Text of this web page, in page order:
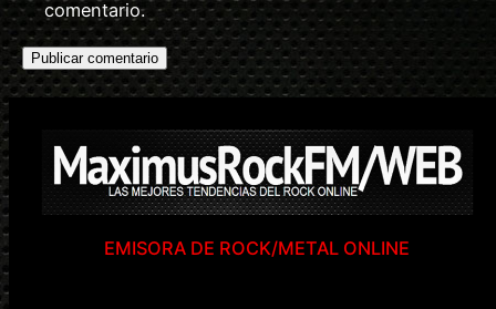
comentario.
EMISORA DE ROCK/METAL ONLINE